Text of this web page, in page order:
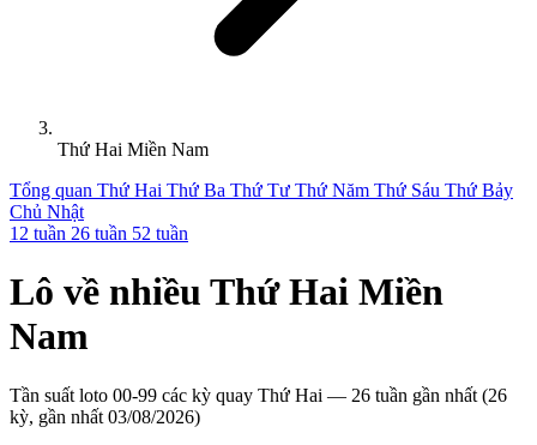
Thứ Hai Miền Nam
Tổng quan Thứ Hai Thứ Ba Thứ Tư Thứ Năm Thứ Sáu Thứ Bảy
Chủ Nhật
12 tuần 26 tuần 52 tuần
Lô về nhiều Thứ Hai Miền
Nam
Tần suất loto 00-99 các kỳ quay Thứ Hai — 26 tuần gần nhất (26
kỳ, gần nhất 03/08/2026)